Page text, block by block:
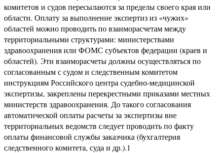
комитетов и судов пересылаются за пределы своего края или
области. Оплату за выполнение экспертиз из «чужих»
областей можно проводить по взаиморасчетам между
территориальными структурами: министерствами
здравоохранения или ФОМС субъектов федерации (краев и
областей). Эти взаиморасчеты должны осуществляться по
согласованным с судом и следственным комитетом
инструкциям Российского центра судебно-медицинской
экспертизы, закреплены перекрестными приказами местных
министерств здравоохранения. До такого согласования
автоматической оплаты расчеты за экспертизы вне
территориальных ведомств следует проводить по факту
оплаты финансовой службы заказчика (бухгалтерия
следственного комитета, суда и др.).1